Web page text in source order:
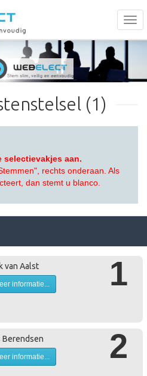
(1)
selectievakjes aan.
rechts onderaan. Als
dan stemt u blanco.
1
van Aalst
informatie...
2
Berendsen
informatie...